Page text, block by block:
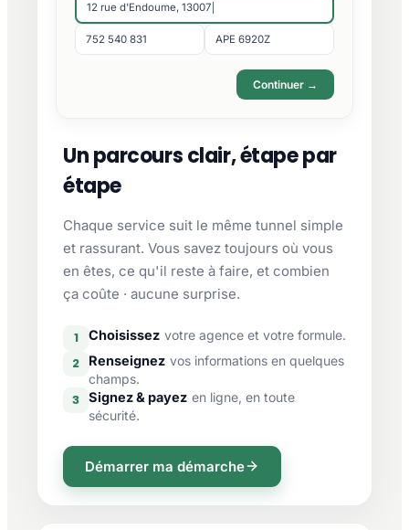
12 rue d'Endoume, 13007
752 540 831 APE 6920Z
Continuer →
Un parcours clair, étape par
étape
Chaque service suit le même tunnel simple
et rassurant. Vous savez toujours où vous
en êtes, ce qu'il reste à faire, et combien
ça coûte · aucune surprise.
1 Choisissez votre agence et votre formule.
2 Renseignez vos informations en quelques
champs.
3 Signez & payez en ligne, en toute
sécurité.
Démarrer ma démarche